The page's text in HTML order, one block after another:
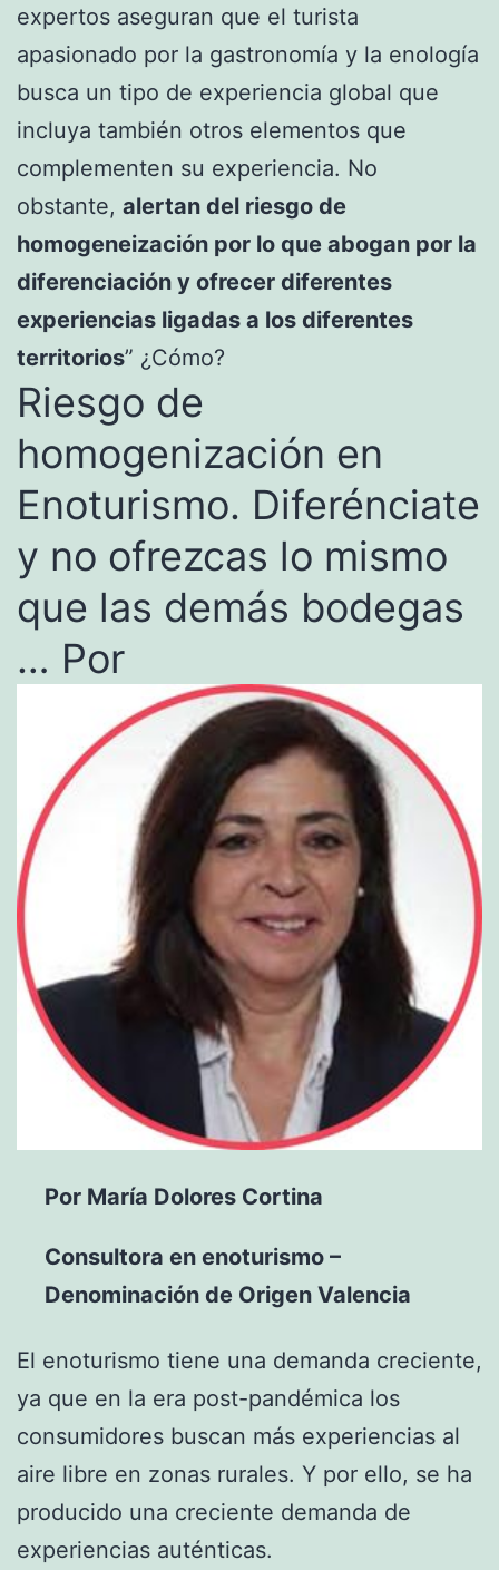
expertos aseguran que el turista
apasionado por la gastronomía y la enología
busca un tipo de experiencia global que
incluya también otros elementos que
complementen su experiencia. No
obstante, alertan del riesgo de
homogeneización por lo que abogan por la
diferenciación y ofrecer diferentes
experiencias ligadas a los diferentes
territorios” ¿Cómo?
Riesgo de
homogenización en
Enoturismo. Diferénciate
y no ofrezcas lo mismo
que las demás bodegas
… Por
Por María Dolores Cortina
Consultora en enoturismo –
Denominación de Origen Valencia
El enoturismo tiene una demanda creciente,
ya que en la era post-pandémica los
consumidores buscan más experiencias al
aire libre en zonas rurales. Y por ello, se ha
producido una creciente demanda de
experiencias auténticas.